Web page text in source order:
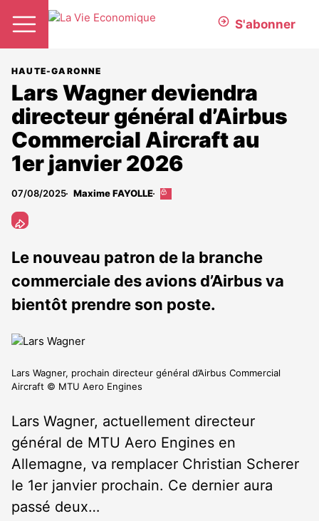
S'abonner
HAUTE-GARONNE
Lars Wagner deviendra
directeur général d’Airbus
Commercial Aircraft au
1er janvier 2026
07/08/2025 Maxime FAYOLLE
Cet
abonnés
Le nouveau patron de la branche
commerciale des avions d’Airbus va
bientôt prendre son poste.
Lars Wagner, prochain directeur général d’Airbus Commercial
Aircraft © MTU Aero Engines
Lars Wagner, actuellement directeur
général de MTU Aero Engines en
Allemagne, va remplacer Christian Scherer
le 1er janvier prochain. Ce dernier aura
passé deux…